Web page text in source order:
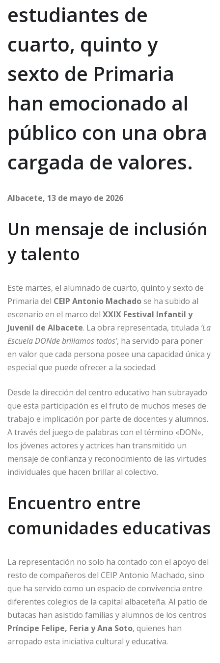
estudiantes de
cuarto, quinto y
sexto de Primaria
han emocionado al
público con una obra
cargada de valores.
Albacete, 13 de mayo de 2026
Un mensaje de inclusión
y talento
Este martes, el alumnado de cuarto, quinto y sexto de
Primaria del CEIP Antonio Machadose ha subido al
escenario en el marco del XXIX Festival Infantil y
Juvenil de Albacete. La obra representada, titulada ‘La
Escuela DONde brillamos todos’, ha servido para poner
en valor que cada persona posee una capacidad única y
especial que puede ofrecer a la sociedad.
Desde la dirección del centro educativo han subrayado
que esta participación es el fruto de muchos meses de
trabajo e implicación por parte de docentes y alumnos.
A través del juego de palabras con el término «DON»,
los jóvenes actores y actrices han transmitido un
mensaje de confianza y reconocimiento de las virtudes
individuales que hacen brillar al colectivo.
Encuentro entre
comunidades educativas
La representación no solo ha contado con el apoyo del
resto de compañeros del CEIP Antonio Machado, sino
que ha servido como un espacio de convivencia entre
diferentes colegios de la capital albaceteña. Al patio de
butacas han asistido familias y alumnos de los centros
Príncipe Felipe, Feria y Ana Soto, quienes han
arropado esta iniciativa cultural y educativa.